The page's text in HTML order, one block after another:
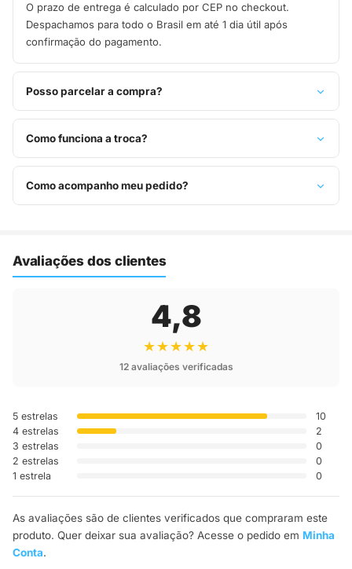
O prazo de entrega é calculado por CEP no checkout.
Despachamos para todo o Brasil em até 1 dia útil após
confirmação do pagamento.
Posso parcelar a compra?
Sim, parcelamos em até 10x sem juros no cartão de crédito,
ou pague à vista no Pix com 8% de desconto.
Como funciona a troca?
Você tem 7 dias após o recebimento para solicitar troca.
Basta entrar em contato pelo WhatsApp ou e-mail.
Como acompanho meu pedido?
Avaliações dos clientes
4,8
★★★★★
12 avaliações verificadas
5 estrelas
10
4 estrelas
2
3 estrelas
0
2 estrelas
0
1 estrela
0
As avaliações são de clientes verificados que compraram este
produto. Quer deixar sua avaliação? Acesse o pedido em Minha
Conta.